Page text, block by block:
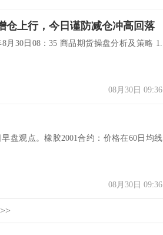
仓上行，今日谨防减仓冲高回落
月30日08：35 商品期货操盘分析及策略 1.
08月30日 09:36
盘观点。橡胶2001合约：价格在60日均线
08月30日 09:36